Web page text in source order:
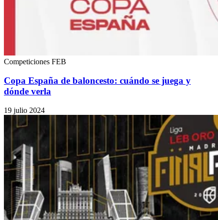
Competiciones FEB
Copa España de baloncesto: cuándo se juega y
dónde verla
19 julio 2024